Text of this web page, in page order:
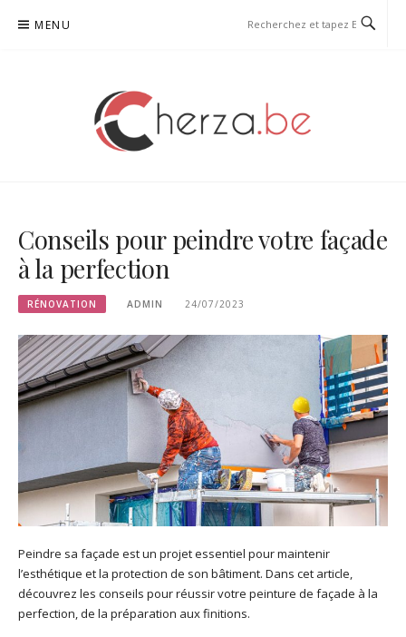
MENU
CHERZA
Conseils pour peindre votre façade
à la perfection
RÉNOVATION ADMIN 24/07/2023
Peindre sa façade est un projet essentiel pour maintenir
l’esthétique et la protection de son bâtiment. Dans cet article,
découvrez les conseils pour réussir votre peinture de façade à la
perfection, de la préparation aux finitions.